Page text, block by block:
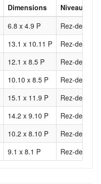
Dimensions
Niveau
6.8 x 4.9 P
Rez-de-
13.1 x 10.11 P
Rez-de-
12.1 x 8.5 P
Rez-de-
10.10 x 8.5 P
Rez-de-
15.1 x 11.9 P
Rez-de-
14.2 x 9.10 P
Rez-de-
10.2 x 8.10 P
Rez-de-
9.1 x 8.1 P Rez-de-